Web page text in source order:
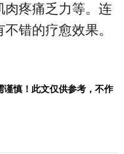
肉疼痛乏力等。连
错的疗愈效果。
谨慎！此文仅供参考，不作